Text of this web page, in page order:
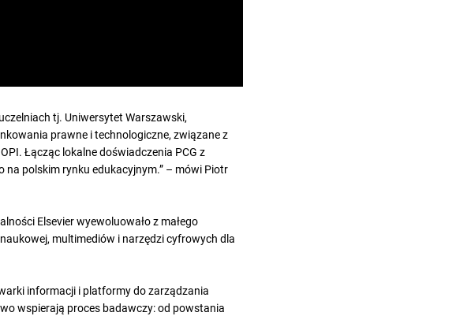
tj. Uniwersytet Warszawski,
prawne i technologiczne, związane z
Łącząc lokalne doświadczenia PCG z
na polskim rynku edukacyjnym.” – mówi Piotr
Elsevier wyewoluowało z małego
multimediów i narzędzi cyfrowych dla
informacji i platformy do zarządzania
wspierają proces badawczy: od powstania